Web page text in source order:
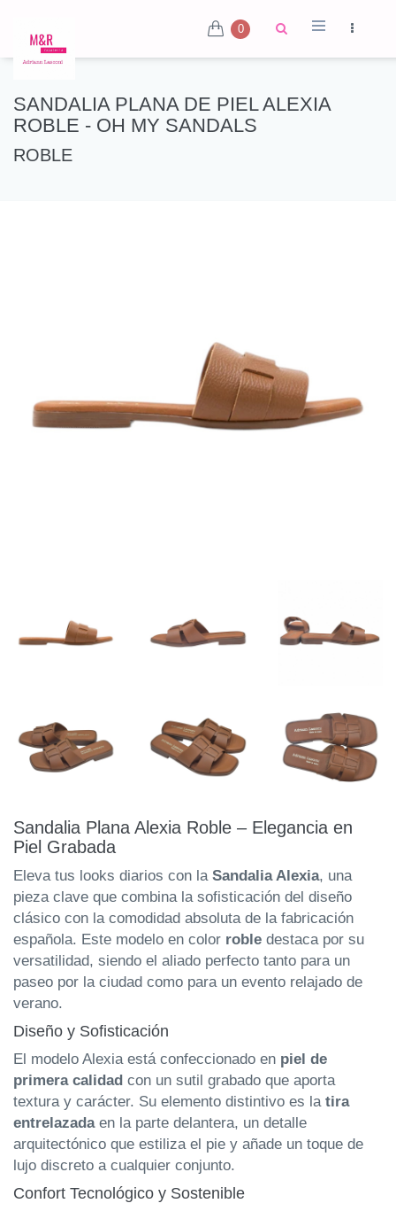
0
SANDALIA PLANA DE PIEL ALEXIA
ROBLE - OH MY SANDALS
ROBLE
Sandalia Plana Alexia Roble – Elegancia en
Piel Grabada
Eleva tus looks diarios con la Sandalia Alexia, una
pieza clave que combina la sofisticación del diseño
clásico con la comodidad absoluta de la fabricación
española. Este modelo en color roble destaca por su
versatilidad, siendo el aliado perfecto tanto para un
paseo por la ciudad como para un evento relajado de
verano.
Diseño y Sofisticación
El modelo Alexia está confeccionado en piel de
primera calidad con un sutil grabado que aporta
textura y carácter. Su elemento distintivo es la tira
entrelazadaen la parte delantera, un detalle
arquitectónico que estiliza el pie y añade un toque de
lujo discreto a cualquier conjunto.
Confort Tecnológico y Sostenible